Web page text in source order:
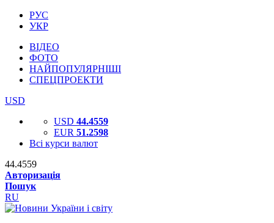
РУС
УКР
ВІДЕО
ФОТО
НАЙПОПУЛЯРНІШІ
СПЕЦПРОЕКТИ
USD
USD 44.4559
EUR 51.2598
Всі курси валют
44.4559
Авторизація
Пошук
RU